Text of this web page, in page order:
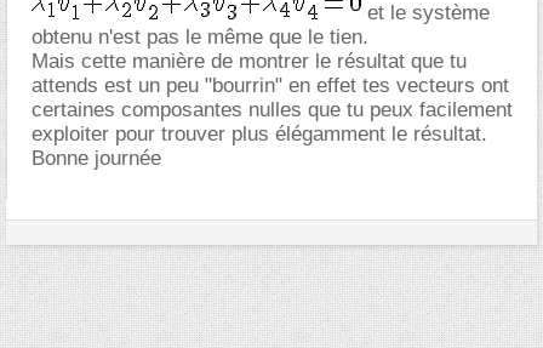
et le système
obtenu n'est pas le même que le tien.
Mais cette manière de montrer le résultat que tu
attends est un peu "bourrin" en effet tes vecteurs ont
certaines composantes nulles que tu peux facilement
exploiter pour trouver plus élégamment le résultat.
Bonne journée